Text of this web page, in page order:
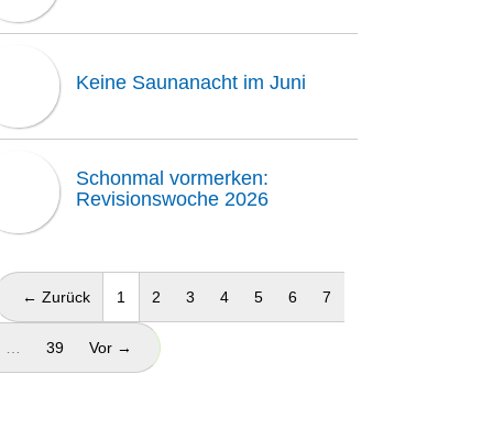
Keine Saunanacht im Juni
Schonmal vormerken:
Revisionswoche 2026
← Zurück 1 (aktuell)
2 3 4 5 6 7
39 Vor →